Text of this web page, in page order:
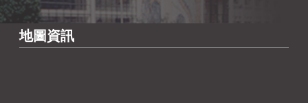
地圖資訊